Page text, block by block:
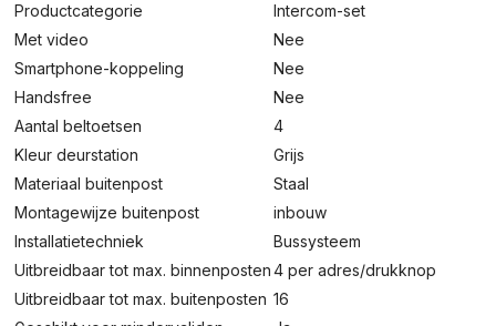
Productcategorie
Intercom-set
Met video
Nee
Smartphone-koppeling
Nee
Handsfree
Nee
Aantal beltoetsen
4
Kleur deurstation
Grijs
Materiaal buitenpost
Staal
Montagewijze buitenpost
inbouw
Installatietechniek
Bussysteem
Uitbreidbaar tot max. binnenposten4 per adres/drukknop
Uitbreidbaar tot max. buitenposten 16